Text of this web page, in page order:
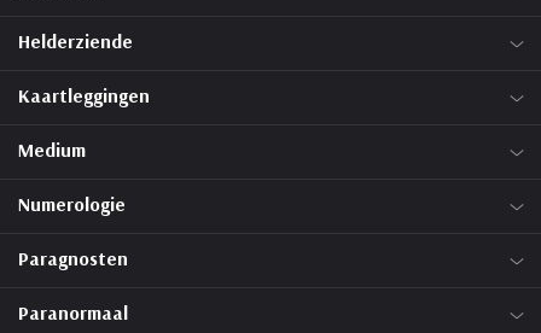
Helderziende
Kaartleggingen
Medium
Numerologie
Paragnosten
Paranormaal